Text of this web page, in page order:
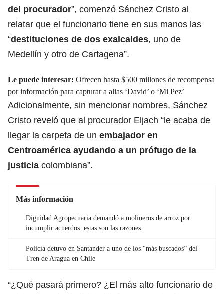
del procurador”, comenzó Sánchez Cristo al
relatar que el funcionario tiene en sus manos las
“destituciones de dos exalcaldes, uno de
Medellín y otro de Cartagena”.
Le puede interesar: Ofrecen hasta $500 millones de recompensa
por información para capturar a alias ‘David’ o ‘Mi Pez’
Adicionalmente, sin mencionar nombres, Sánchez
Cristo reveló que al procurador Eljach “le acaba de
llegar la carpeta de un embajador en
Centroamérica ayudando a un prófugo de la
justicia colombiana”.
Más información
Dignidad Agropecuaria demandó a molineros de arroz por
incumplir acuerdos: estas son las razones
Policía detuvo en Santander a uno de los “más buscados” del
Tren de Aragua en Chile
“¿Qué pasará primero? ¿El más alto funcionario de